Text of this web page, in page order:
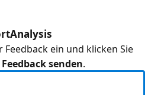
Feedback ein und klicken Sie
Feedback senden.